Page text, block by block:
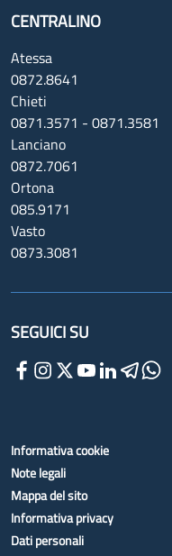
CENTRALINO
Atessa
0872.8641
Chieti
0871.3571 - 0871.3581
Lanciano
0872.7061
Ortona
085.9171
Vasto
0873.3081
SEGUICI SU
Informativa cookie
Note legali
Mappa del sito
Informativa privacy
Dati personali